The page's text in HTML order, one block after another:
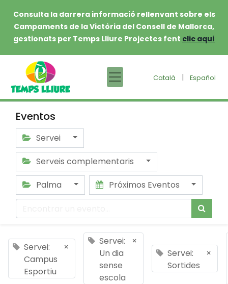
Consulta la darrera informació rellenvant sobre els
Campaments de la Victòria del Consell de Mallorca,
gestionats per Temps Lliure Projectes fent clic aquí
Català | Español
Eventos
Servei
Serveis complementaris
Palma
Próximos Eventos
Servei:
Campus
Esportiu
×
Servei:
Un dia
sense
escola
×
Servei:
Sortides
×